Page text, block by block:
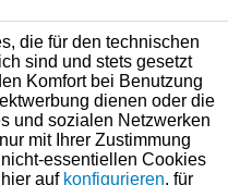
die für den technischen
sind und stets gesetzt
Komfort bei Benutzung
dienen oder die
und sozialen Netzwerken
mit Ihrer Zustimmung
essentiellen Cookies
auf konfigurieren, für